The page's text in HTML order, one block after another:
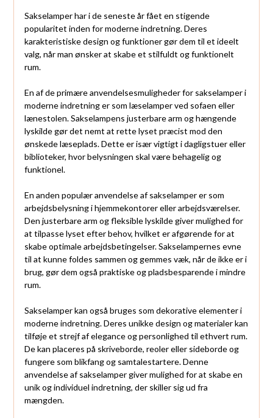
Sakselamper har i de seneste år fået en stigende
popularitet inden for moderne indretning. Deres
karakteristiske design og funktioner gør dem til et ideelt
valg, når man ønsker at skabe et stilfuldt og funktionelt
rum.
En af de primære anvendelsesmuligheder for sakselamper i
moderne indretning er som læselamper ved sofaen eller
lænestolen. Sakselampens justerbare arm og hængende
lyskilde gør det nemt at rette lyset præcist mod den
ønskede læseplads. Dette er især vigtigt i dagligstuer eller
biblioteker, hvor belysningen skal være behagelig og
funktionel.
En anden populær anvendelse af sakselamper er som
arbejdsbelysning i hjemmekontorer eller arbejdsværelser.
Den justerbare arm og fleksible lyskilde giver mulighed for
at tilpasse lyset efter behov, hvilket er afgørende for at
skabe optimale arbejdsbetingelser. Sakselampernes evne
til at kunne foldes sammen og gemmes væk, når de ikke er i
brug, gør dem også praktiske og pladsbesparende i mindre
rum.
Sakselamper kan også bruges som dekorative elementer i
moderne indretning. Deres unikke design og materialer kan
tilføje et strejf af elegance og personlighed til ethvert rum.
De kan placeres på skriveborde, reoler eller sideborde og
fungere som blikfang og samtalestartere. Denne
anvendelse af sakselamper giver mulighed for at skabe en
unik og individuel indretning, der skiller sig ud fra
mængden.